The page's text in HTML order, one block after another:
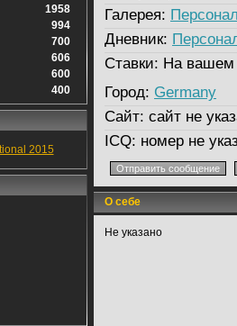
1958
994
700
606
600
400
2015
Галерея:
Дневник:
Ставки: На вашем
Город: Germany
Сайт: сайт не
ICQ: номер не
О себе
Не указано